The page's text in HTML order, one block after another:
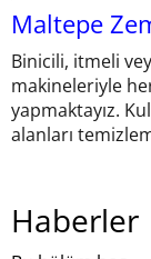
Maltepe
Binicili, itmeli
makineleriyle
yapmaktayız.
alanları
Haberler